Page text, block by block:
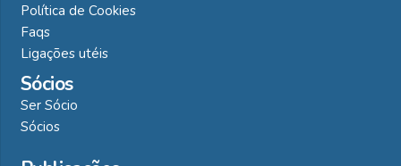
Política de Cookies
Faqs
Ligações utéis
Sócios
Ser Sócio
Sócios